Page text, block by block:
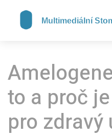
to a proč
pro zdravý